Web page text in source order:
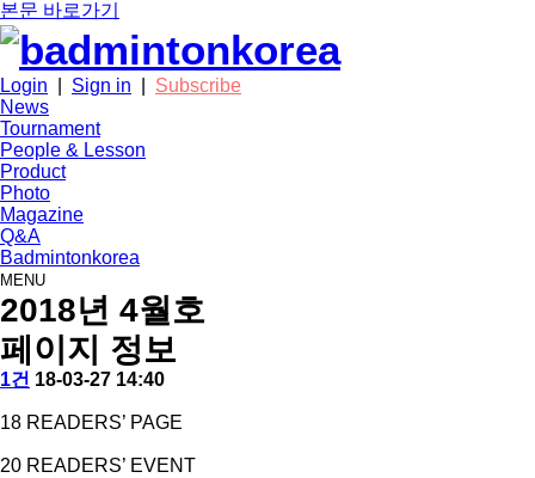
본문 바로가기
Login Sign in
Subscribe
News
Tournament
People & Lesson
Product
Photo
Magazine
Q&A
Badmintonkorea
MENU
2018년 4월호
페이지 정보
작
자
배
민
코
댓
1건 작
일
18-03-27 14:40
본
문
18 READERS’ PAGE
20 READERS’ EVENT